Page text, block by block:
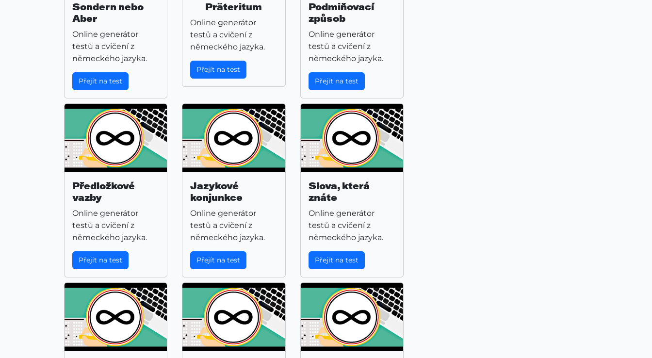
Sondern nebo
Aber
Online generátor
testů a cvičení z
německého jazyka.
Přejít na test
Präteritum
Online generátor
testů a cvičení z
německého jazyka.
Přejít na test
Podmiňovací
způsob
Online generátor
testů a cvičení z
německého jazyka.
Přejít na test
Předložkové
vazby
Online generátor
testů a cvičení z
německého jazyka.
Přejít na test
Jazykové
konjunkce
Online generátor
testů a cvičení z
německého jazyka.
Přejít na test
Slova, která
znáte
Online generátor
testů a cvičení z
německého jazyka.
Přejít na test